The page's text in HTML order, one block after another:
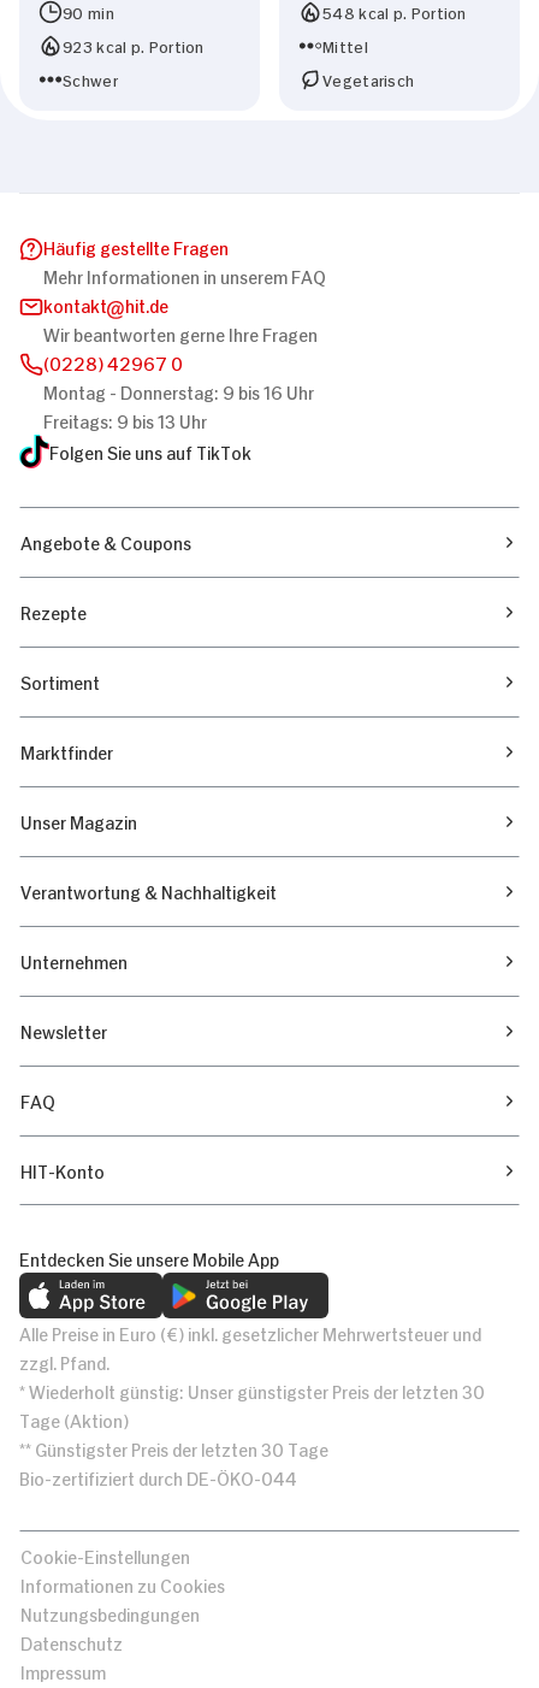
90 min
923 kcal p. Portion
Schwer
548 kcal p. Portion
Mittel
Vegetarisch
Häufig gestellte Fragen
Mehr Informationen in unserem FAQ
kontakt
hit.de
Wir beantworten gerne Ihre Fragen
(0228) 42967 0
Montag - Donnerstag: 9 bis 16 Uhr
Freitags: 9 bis 13 Uhr
Folgen Sie uns auf TikTok
Angebote & Coupons
Rezepte
Sortiment
Marktfinder
Unser Magazin
Verantwortung & Nachhaltigkeit
Unternehmen
Newsletter
FAQ
HIT-Konto
Entdecken Sie unsere Mobile App
Alle Preise in Euro (€) inkl. gesetzlicher Mehrwertsteuer und
zzgl. Pfand.
* Wiederholt günstig: Unser günstigster Preis der letzten 30
Tage (Aktion)
** Günstigster Preis der letzten 30 Tage
Bio-zertifiziert durch DE-ÖKO-044
Cookie-Einstellungen
Informationen zu Cookies
Nutzungsbedingungen
Datenschutz
Impressum